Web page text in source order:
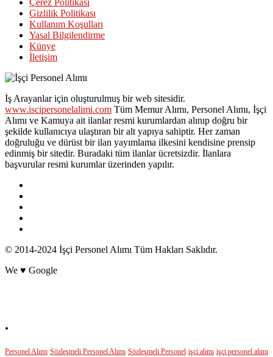
Çerez Politikası
Gizlilik Politikası
Kullanım Koşulları
Yasal Bilgilendirme
Künye
İletişim
İş Arayanlar için oluşturulmuş bir web sitesidir.
www.iscipersonelalimi.com Tüm Memur Alımı, Personel Alımı, İşçi
Alımı ve Kamuya ait ilanlar resmi kurumlardan alınıp doğru bir
şekilde kullanıcıya ulaştıran bir alt yapıya sahiptir. Her zaman
doğruluğu ve dürüst bir ilan yayımlama ilkesini kendisine prensip
edinmiş bir sitedir. Buradaki tüm ilanlar ücretsizdir. İlanlara
başvurular resmi kurumlar üzerinden yapılır.
© 2014-2024 İşçi Personel Alımı Tüm Hakları Saklıdır.
We ♥ Google
.
Personel Alımı Sözleşmeli Personel Alımı Sözleşmeli Personel işçi alımı işçi personel alımı